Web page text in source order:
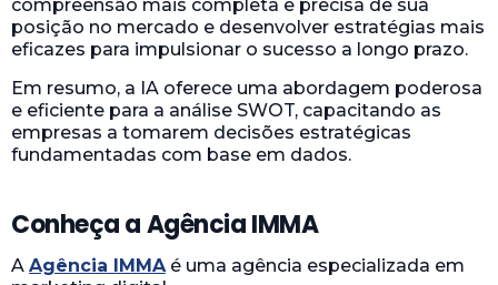
compreensão mais completa e precisa de sua
posição no mercado e desenvolver estratégias mais
eficazes para impulsionar o sucesso a longo prazo.
Em resumo, a IA oferece uma abordagem poderosa
e eficiente para a análise SWOT, capacitando as
empresas a tomarem decisões estratégicas
fundamentadas com base em dados.
Conheça a Agência IMMA
A Agência IMMA é uma agência especializada em